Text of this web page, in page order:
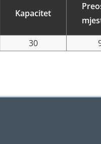
Kapacitet
30